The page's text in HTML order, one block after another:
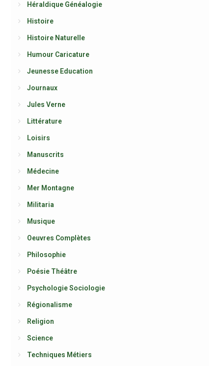
Héraldique Généalogie
Histoire
Histoire Naturelle
Humour Caricature
Jeunesse Education
Journaux
Jules Verne
Littérature
Loisirs
Manuscrits
Médecine
Mer Montagne
Militaria
Musique
Oeuvres Complètes
Philosophie
Poésie Théâtre
Psychologie Sociologie
Régionalisme
Religion
Science
Techniques Métiers